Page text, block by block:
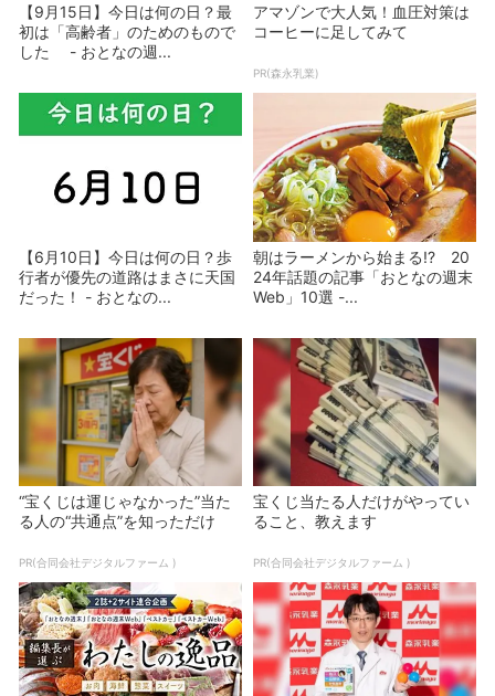
【9月15日】今日は何の日？最
初は「高齢者」のためのもので
した - おとなの週...
アマゾンで大人気！血圧対策は
コーヒーに足してみて
PR(森永乳業)
【6月10日】今日は何の日？歩
行者が優先の道路はまさに天国
だった！ - おとなの...
朝はラーメンから始まる!? 20
24年話題の記事「おとなの週末
Web」10選 -...
“宝くじは運じゃなかった”当た
る人の“共通点”を知っただけ
PR(合同会社デジタルファーム )
宝くじ当たる人だけがやってい
ること、教えます
PR(合同会社デジタルファーム )